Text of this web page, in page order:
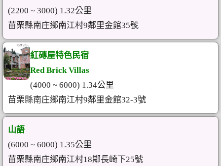
(2200 ~ 3000) 1.32公里
苗栗縣南庄鄉南江村9鄰里金館35號
紅磚屋特色民宿
Red Brick Villas
(4000 ~ 6000) 1.34公里
苗栗縣南庄鄉南江村9鄰里金館32-3號
山語
(6000 ~ 6000) 1.35公里
苗栗縣南庄鄉南江村18鄰長崎下25號